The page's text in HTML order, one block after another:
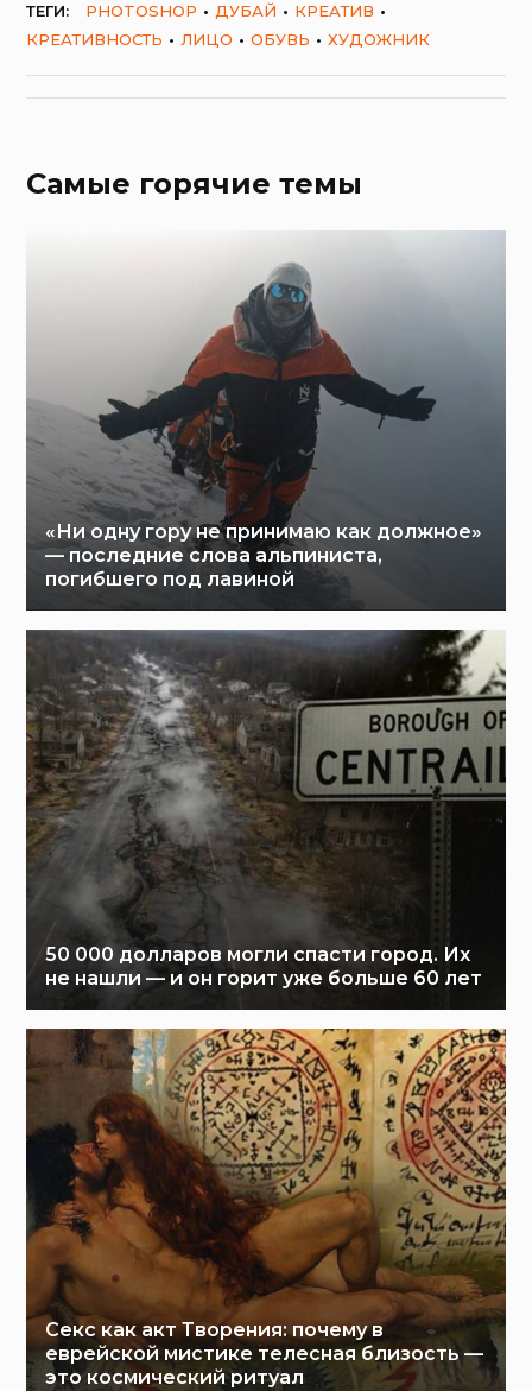
ТЕГИ:
PHOTOSHOP ДУБАЙ
КРЕАТИВ
КРЕАТИВНОСТЬ
ЛИЦО ОБУВЬ ХУДОЖНИК
Самые горячие темы
«Ни одну гору не принимаю как должное»
— последние слова альпиниста,
погибшего под лавиной
50 000 долларов могли спасти город. Их
не нашли — и он горит уже больше 60 лет
Секс как акт Творения: почему в
еврейской мистике телесная близость —
это космический ритуал